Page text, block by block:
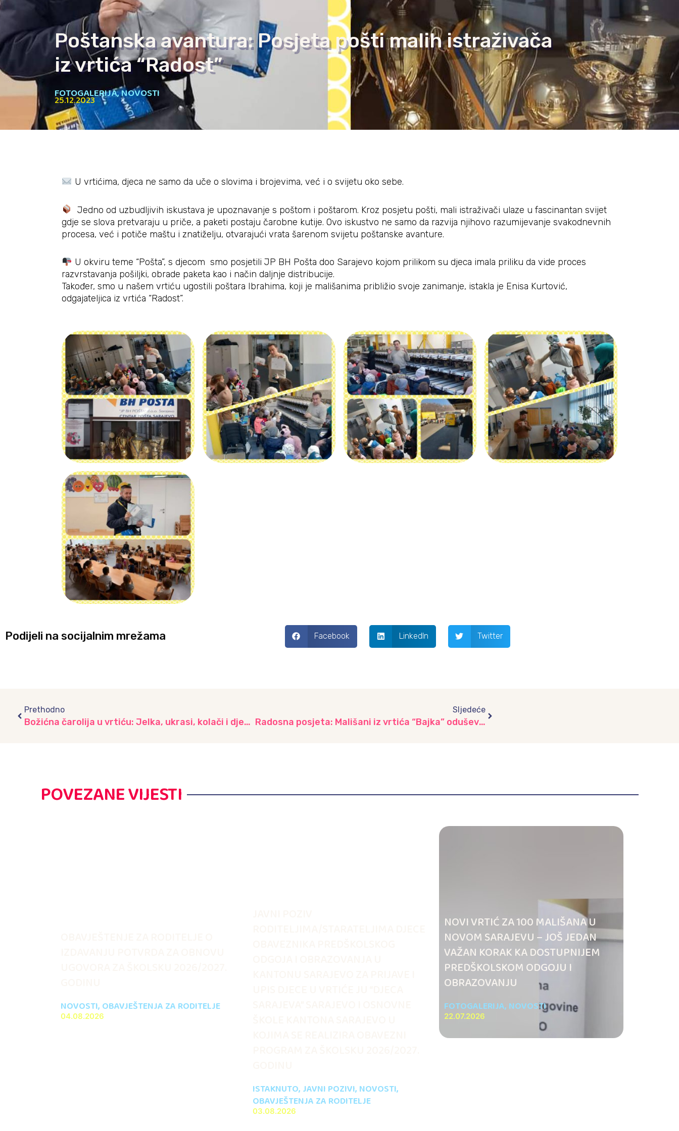
Poštanska avantura: Posjeta pošti malih istraživača
iz vrtića “Radost”
FOTOGALERIJA,NOVOSTI
25.12.2023
U vrtićima, djeca ne samo da uče o slovima i brojevima, već i o svijetu oko sebe.
Jedno od uzbudljivih iskustava je upoznavanje s poštom i poštarom. Kroz posjetu pošti, mali istraživači ulaze u fascinantan svijet
gdje se slova pretvaraju u priče, a paketi postaju čarobne kutije. Ovo iskustvo ne samo da razvija njihovo razumijevanje svakodnevnih
procesa, već i potiče maštu i znatiželju, otvarajući vrata šarenom svijetu poštanske avanture.
U okviru teme “Pošta”, s djecom smo posjetili JP BH Pošta doo Sarajevo kojom prilikom su djeca imala priliku da vide proces
razvrstavanja pošiljki, obrade paketa kao i način daljnje distribucije.
Također, smo u našem vrtiću ugostili poštara Ibrahima, koji je mališanima približio svoje zanimanje, istakla je Enisa Kurtović,
odgajateljica iz vrtića “Radost”.
Podijeli na socijalnim mrežama Facebook LinkedIn Twitter
Prethodno
Božićna čarolija u vrtiću: Jelka, ukrasi, kolači i dječiji ples, vrtić “Mašnica”
Sljedeće
Radosna posjeta: Mališani iz vrtića “Bajka” oduševili načelnika Općine Stari Grad
POVEZANE VIJESTI
NOVOSTI, OBAVJEŠTENJA ZA RODITELJE
04.08.2026
ISTAKNUTO, JAVNI POZIVI, NOVOSTI,
OBAVJEŠTENJA ZA RODITELJE
03.08.2026
NOVI VRTIĆ ZA 100 MALIŠANA U
NOVOM SARAJEVU – JOŠ JEDAN
VAŽAN KORAK KA DOSTUPNIJEM
PREDŠKOLSKOM ODGOJU I
OBRAZOVANJU
FOTOGALERIJA, NOVOSTI
22.07.2026